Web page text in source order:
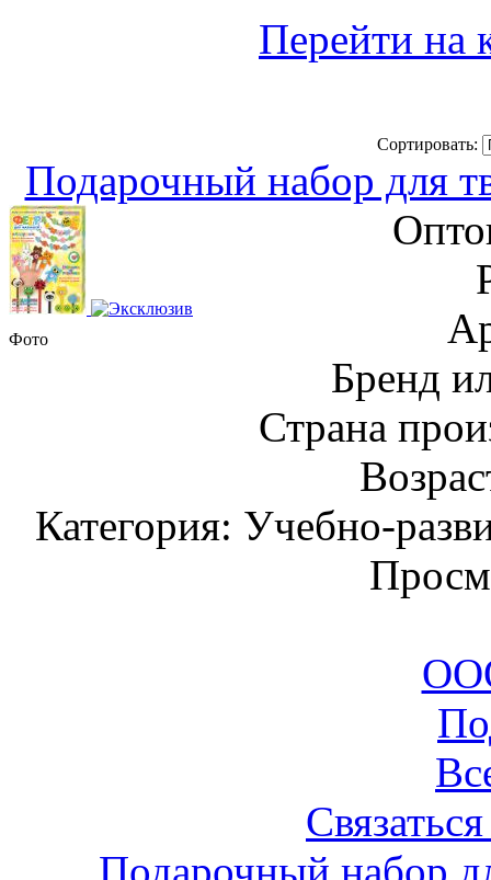
Перейти на
Сортировать:
Подарочный набор для
Фото
Бренд
Страна
Категория: Учебно-